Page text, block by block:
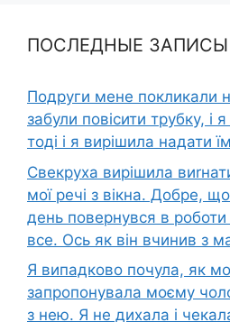
ПОСЛЕДНЫЕ ЗАПИСЫ
Подруги мене покликали
забули повісити трубку, і
тоді і я вирішила надати
Свекруха вирішила
мої речі з вікна. Добре,
день повернувся в роботи
все. Ось як він вчинив з
Я випадково почула, як
запропонувала моєму
з нею. Я не дихала і